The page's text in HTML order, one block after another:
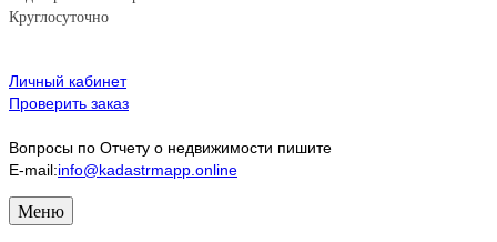
Круглосуточно
Личный кабинет
Проверить заказ
Вопросы по Отчету о недвижимости пишите
E-mail:info@kadastrmapp.online
Меню